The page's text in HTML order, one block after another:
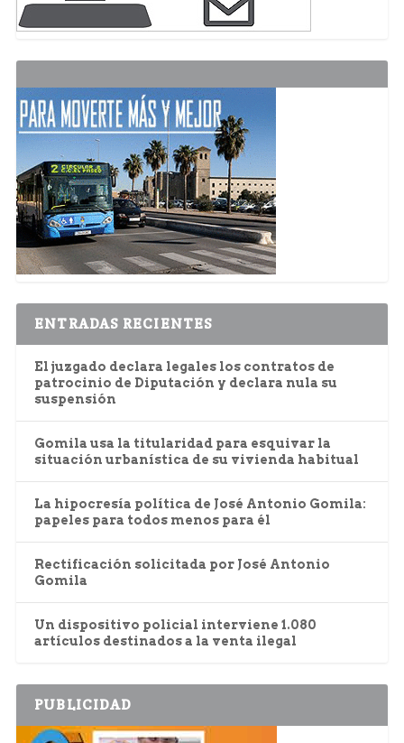
ENTRADAS RECIENTES
El juzgado declara legales los contratos de
patrocinio de Diputación y declara nula su
suspensión
Gomila usa la titularidad para esquivar la
situación urbanística de su vivienda habitual
La hipocresía política de José Antonio Gomila:
papeles para todos menos para él
Rectificación solicitada por José Antonio
Gomila
Un dispositivo policial interviene 1.080
artículos destinados a la venta ilegal
PUBLICIDAD